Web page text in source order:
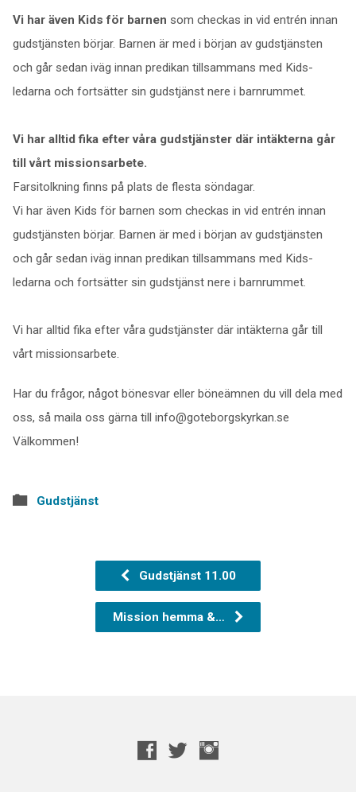
Vi har även Kids för barnen som checkas in vid entrén innan
gudstjänsten börjar. Barnen är med i början av gudstjänsten
och går sedan iväg innan predikan tillsammans med Kids-
ledarna och fortsätter sin gudstjänst nere i barnrummet.
Vi har alltid fika efter våra gudstjänster där intäkterna går
till vårt missionsarbete.
Farsitolkning finns på plats de flesta söndagar.
Vi har även Kids för barnen som checkas in vid entrén innan
gudstjänsten börjar. Barnen är med i början av gudstjänsten
och går sedan iväg innan predikan tillsammans med Kids-
ledarna och fortsätter sin gudstjänst nere i barnrummet.
Vi har alltid fika efter våra gudstjänster där intäkterna går till
vårt missionsarbete.
Har du frågor, något bönesvar eller böneämnen du vill dela med
oss, så maila oss gärna till info@goteborgskyrkan.se
Välkommen!
Gudstjänst
Gudstjänst 11.00
Mission hemma &…